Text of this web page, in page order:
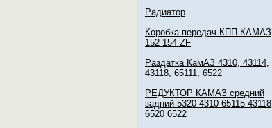
Радиатор
Коробка передач КПП КАМАЗ
152 154 ZF
Раздатка КамАЗ 4310, 43114,
43118, 65111, 6522
РЕДУКТОР КАМАЗ средний
задний 5320 4310 65115 43118
6520 6522